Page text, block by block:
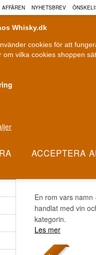
Whisky.dk
cookies för att
om vilka cookies shoppen
AFFÄREN NYHETSBREV
En rom vars
handlat med vin
kategorin.
Les mer